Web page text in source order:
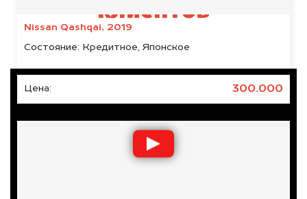
Nissan Qashqai, 2019
Состояние: Кредитное, Японское
Цена: 300.000
клиентов